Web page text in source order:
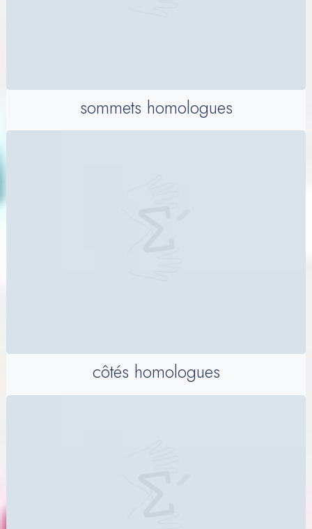
sommets homologues
côtés homologues